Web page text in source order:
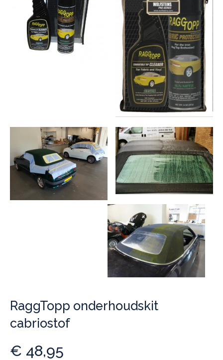
RaggTopp onderhoudskit
cabriostof
€ 48,95